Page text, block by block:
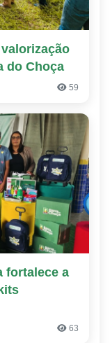
do Choça
59
fortalece a
63